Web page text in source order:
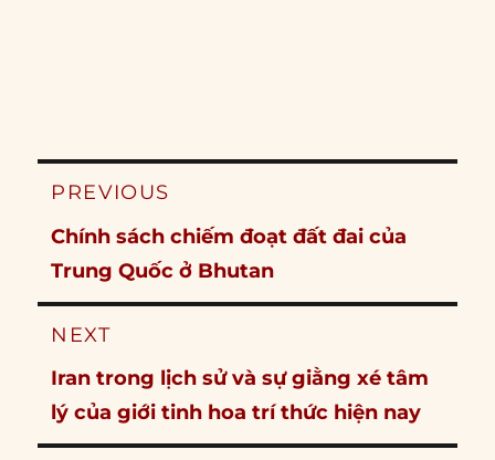
Post
PREVIOUS
Previous
post:
Chính sách chiếm đoạt đất đai của
Trung Quốc ở Bhutan
NEXT
Next
post:
Iran trong lịch sử và sự giằng xé tâm
lý của giới tinh hoa trí thức hiện nay